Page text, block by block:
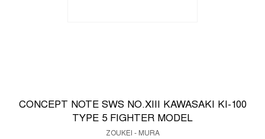
CONCEPT NOTE SWS NO.XIII KAWASAKI KI-100
TYPE 5 FIGHTER MODEL
ZOUKEI - MURA